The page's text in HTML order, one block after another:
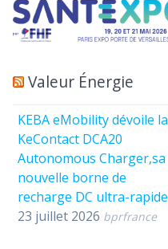
Valeur Énergie
KEBA eMobility dévoile la
KeContact DCA20
Autonomous Charger,sa
nouvelle borne de
recharge DC ultra-rapide
23 juillet 2026 bprfrance